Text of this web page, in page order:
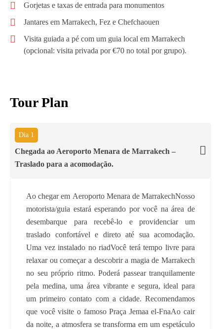
Gorjetas e taxas de entrada para monumentos
Jantares em Marrakech, Fez e Chefchaouen
Visita guiada a pé com um guia local em Marrakech
(opcional: visita privada por €70 no total por grupo).
Tour Plan
Dia 1
Chegada ao Aeroporto Menara de Marrakech –
Traslado para a acomodação.
Ao chegar em Aeroporto Menara de MarrakechNosso
motorista/guia estará esperando por você na área de
desembarque para recebê-lo e providenciar um
traslado confortável e direto até sua acomodação.
Uma vez instalado no riadVocê terá tempo livre para
relaxar ou começar a descobrir a magia de Marrakech
no seu próprio ritmo. Poderá passear tranquilamente
pela medina, uma área vibrante e segura, ideal para
um primeiro contato com a cidade. Recomendamos
que você visite o famoso Praça Jemaa el-FnaAo cair
da noite, a atmosfera se transforma em um espetáculo